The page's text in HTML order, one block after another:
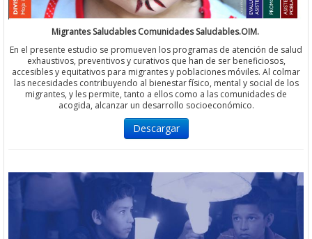
Migrantes Saludables Comunidades Saludables.OIM.
En el presente estudio se promueven los programas de atención de salud
exhaustivos, preventivos y curativos que han de ser beneficiosos,
accesibles y equitativos para migrantes y poblaciones móviles. Al colmar
las necesidades contribuyendo al bienestar físico, mental y social de los
migrantes, y les permite, tanto a ellos como a las comunidades de
acogida, alcanzar un desarrollo socioeconómico.
Descargar